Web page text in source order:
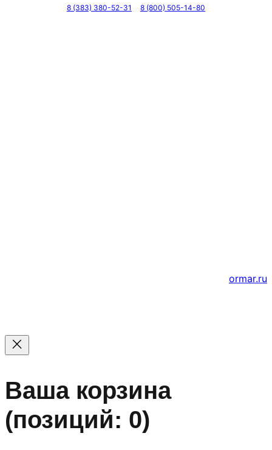
8 (383) 380-52-31 8 (800) 505-14-80
ormar.ru
Ваша корзина
(позиций: 0)